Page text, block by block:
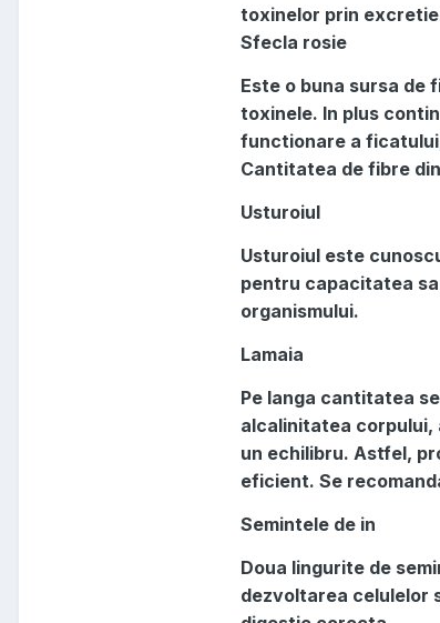
toxinelor prin
Sfecla rosie
Este o buna sursa de
toxinele. In plus
functionare a
Cantitatea de fibre
Usturoiul
Usturoiul este
pentru capacitatea
organismului.
Lamaia
Pe langa cantitatea
alcalinitatea corpului,
un echilibru. Astfel,
eficient. Se
Semintele de in
Doua lingurite de
dezvoltarea celulelor